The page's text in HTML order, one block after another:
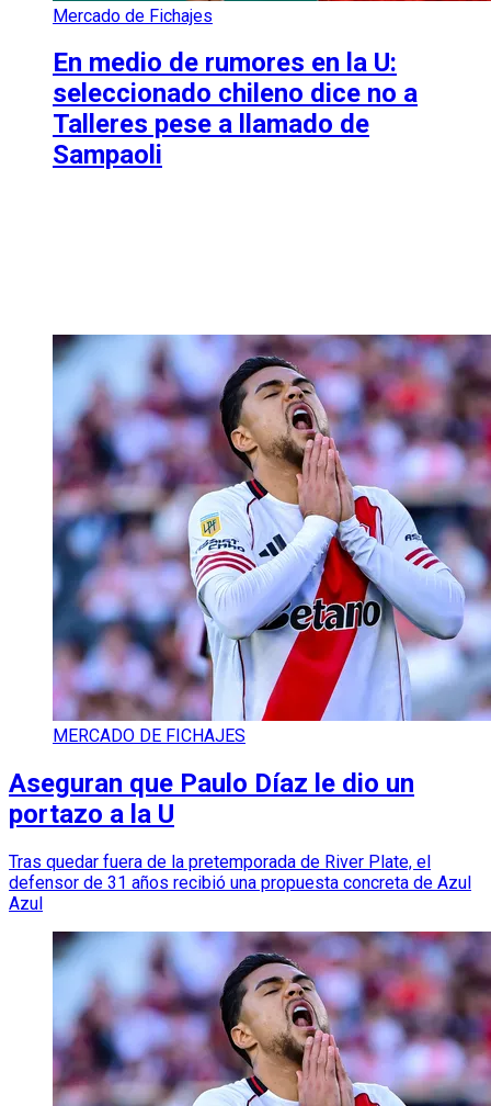
Mercado de Fichajes
En medio de rumores en la U:
seleccionado chileno dice no a
Talleres pese a llamado de
Sampaoli
MERCADO DE FICHAJES
Aseguran que Paulo Díaz le dio un
portazo a la U
Tras quedar fuera de la pretemporada de River Plate, el
defensor de 31 años recibió una propuesta concreta de Azul
Azul